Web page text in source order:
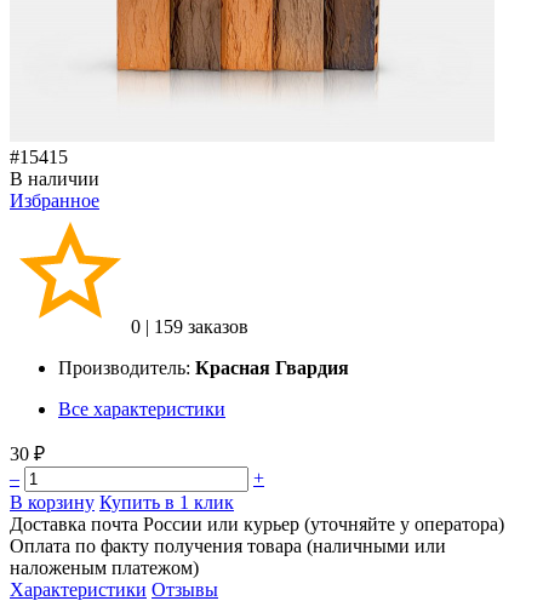
#15415
В наличии
Избранное
0 | 159 заказов
Производитель: Красная Гвардия
Все характеристики
30 ₽
–
+
В корзину Купить в 1 клик
Доставка почта России или курьер (уточняйте у оператора)
Оплата по факту получения товара (наличными или
наложеным платежом)
Характеристики Отзывы